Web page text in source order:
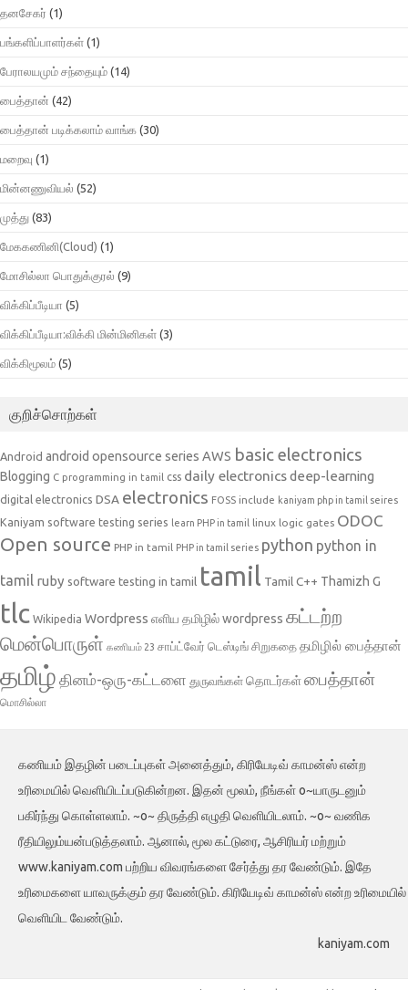
தனசேகர் (1)
பங்களிப்பாளர்கள் (1)
பேராலயமும் சந்தையும் (14)
பைத்தான் (42)
பைத்தான் படிக்கலாம் வாங்க (30)
மறைவு (1)
மின்னணுவியல் (52)
முத்து (83)
மேககணினி(Cloud) (1)
மோசில்லா பொதுக்குரல் (9)
விக்கிப்பீடியா (5)
விக்கிப்பீடியா:விக்கி மின்மினிகள் (3)
விக்கிமூலம் (5)
குறிச்சொற்கள்
Android android opensource series AWS basic electronics
Blogging C programming in tamil css daily electronicsdeep-learning
digital electronics DSA electronics FOSS include kaniyam php in tamil seires
Kaniyam software testing series learn PHP in tamil linux logic gates ODOC
Open source PHP in tamil PHP in tamil series python python in
tamil ruby software testing in tamil tamil Tamil C++ Thamizh G
tlc Wikipedia Wordpress எளிய தமிழில் wordpress கட்டற்ற
மென்பொருள் கணியம் 23 சாப்ட்வேர் டெஸ்டிங் சிறுகதை தமிழில் பைத்தான்
தமிழ் தினம்-ஒரு-கட்டளை துருவங்கள் தொடர்கள்பைத்தான்
மொசில்லா
கணியம் இதழின் படைப்புகள் அனைத்தும், கிரியேடிவ் காமன்ஸ் என்ற
உரிமையில் வெளியிடப்படுகின்றன. இதன் மூலம், நீங்கள் o~யாருடனும்
பகிர்ந்து கொள்ளலாம். ~o~ திருத்தி எழுதி வெளியிடலாம். ~o~ வணிக
ரீதியிலும்யன்படுத்தலாம். ஆனால், மூல கட்டுரை, ஆசிரியர் மற்றும்
www.kaniyam.com பற்றிய விவரங்களை சேர்த்து தர வேண்டும். இதே
உரிமைகளை யாவருக்கும் தர வேண்டும். கிரியேடிவ் காமன்ஸ் என்ற உரிமையில்
வெளியிட வேண்டும்.
kaniyam.com